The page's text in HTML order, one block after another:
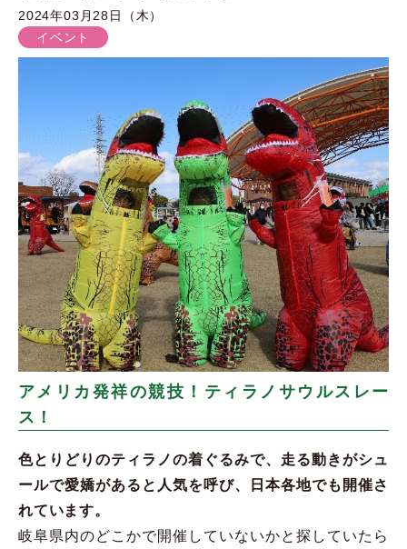
2024年03月28日（木）
イベント
アメリカ発祥の競技！ティラノサウルスレー
ス！
色とりどりのティラノの着ぐるみで、走る動きがシュ
ールで愛嬌があると人気を呼び、日本各地でも開催さ
れています。
岐阜県内のどこかで開催していないかと探していたら